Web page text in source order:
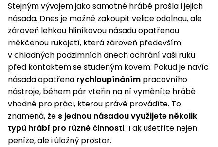
Stejným vývojem jako samotné hrábě prošla i jejich
násada. Dnes je možné zakoupit velice odolnou, ale
zároveň lehkou hliníkovou násadu opatřenou
měkčenou rukojetí, která zároveň především
v chladných podzimních dnech ochrání vaši ruku
před kontaktem se studeným kovem. Pokud je navíc
násada opatřena rychloupínáním pracovního
nástroje, během pár vteřin na ní vyměníte hrábě
vhodné pro práci, kterou právě provádíte. To
znamená, že s jednou násadou využijete několik
typů hrábí pro různé činnosti. Tak ušetříte nejen
peníze, ale i úložný prostor.